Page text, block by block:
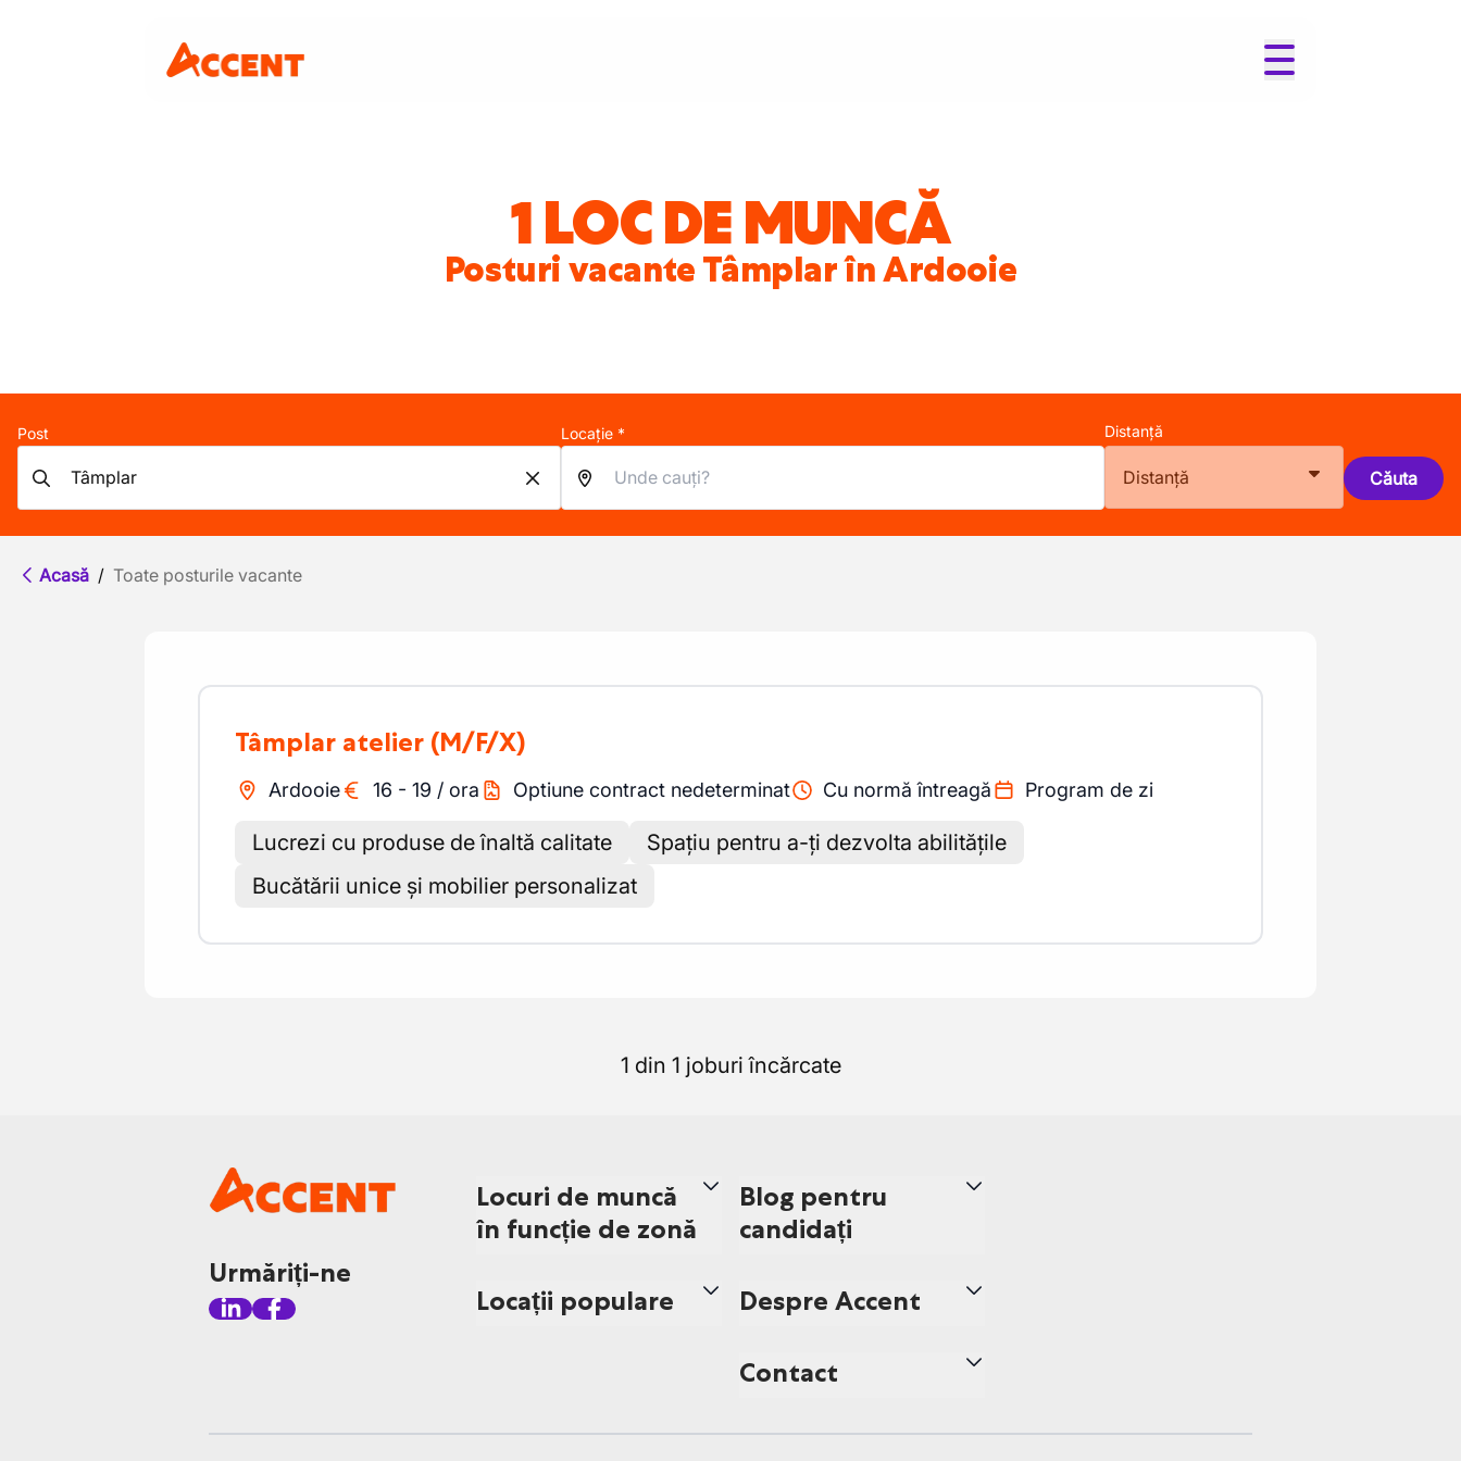
1 LOC DE MUNCĂ
Posturi vacante Tâmplar în Ardooie
Post Locație * Distanță
Distanță Căuta
Acasă / Toate posturile vacante
Tâmplar atelier (M/F/X)
Ardooie 16 - 19 / ora Optiune contract nedeterminat Cu normă întreagă Program de zi
Lucrezi cu produse de înaltă calitate
Spațiu pentru a-ți dezvolta abilitățile
Bucătării unice și mobilier personalizat
1 din 1 joburi încărcate
Urmăriți-ne
Locuri de muncă
în funcție de zonă
Locații populare
Blog pentru
candidați
Despre Accent
Contact